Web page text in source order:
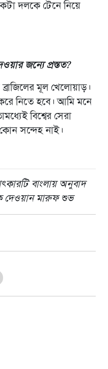
দলকে টেনে নিয়ে
জন্যে প্রস্তত?
ব্রাজিলের মূল খেলোয়াড়।
নিতে হবে। আমি মনে
বিশ্বের সেরা
সন্দেহ নাই।
বাংলায় অনুবাদ
দেওয়ান মারুফ শুভ